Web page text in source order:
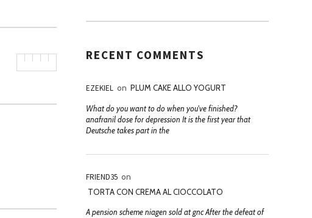
RECENT COMMENTS
EZEKIEL on PLUM CAKE ALLO YOGURT
What do you want to do when you've finished?
anafranil dose for depression It is the first year that
Deutsche takes part in the
FRIEND35 on
TORTA CON CREMA AL CIOCCOLATO
A pension scheme niagen sold at gnc After the defeat of